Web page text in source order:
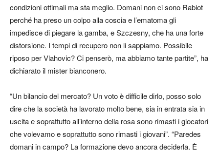
condizioni ottimali ma sta meglio. Domani non ci sono Rabiot
perché ha preso un colpo alla coscia e l’ematoma gli
impedisce di piegare la gamba, e Szczesny, che ha una forte
distorsione. I tempi di recupero non li sappiamo. Possibile
riposo per Vlahovic? Ci penserò, ma abbiamo tante partite”, ha
dichiarato il mister bianconero.
“Un bilancio del mercato? Un voto è difficile dirlo, posso solo
dire che la società ha lavorato molto bene, sia in entrata sia in
uscita e soprattutto all’interno della rosa sono rimasti i giocatori
che volevamo e soprattutto sono rimasti i giovani”. “Paredes
domani in campo? La formazione devo ancora deciderla. È